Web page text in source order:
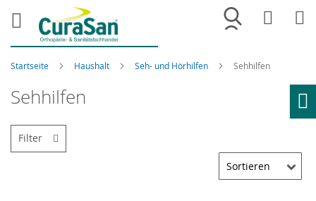
Merkliste
Startseite Haushalt Seh- und Hörhilfen Sehhilfen
Sehhilfen
Filter